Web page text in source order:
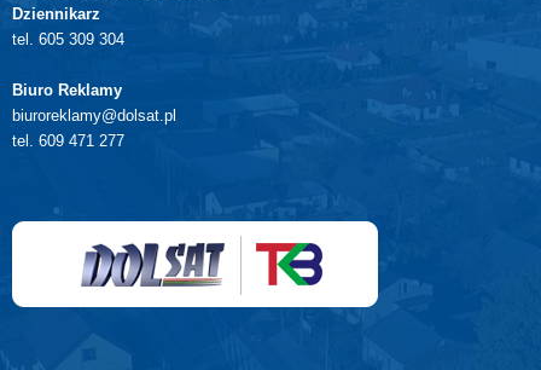
Dziennikarz
tel. 605 309 304
Biuro Reklamy
biuroreklamy@dolsat.pl
tel. 609 471 277